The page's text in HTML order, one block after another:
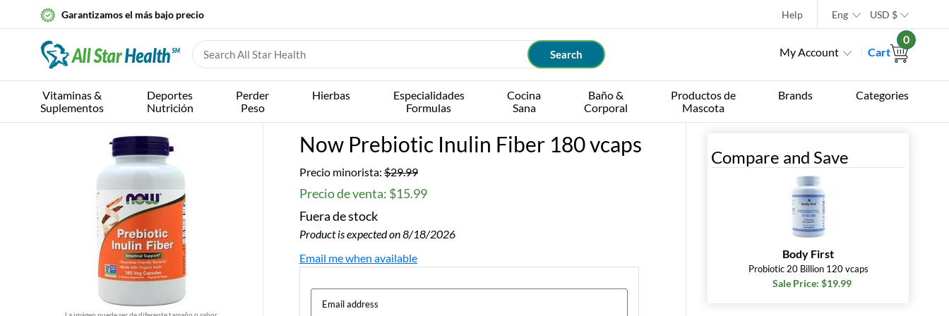
Garantizamos el más bajo precio Help Eng USD $
My Account Cart
0
Vitaminas &
Suplementos
Deportes
Nutrición
Perder
Peso
Hierbas
Especialidades
Formulas
Cocina
Sana
Baño &
Corporal
Productos de
Mascota
Brands Categories
Now Prebiotic Inulin Fiber 180 vcaps
Precio minorista: $29.99
Precio de venta: $15.99
Fuera de stock
Product is expected on 8/18/2026
Email me when available
Compare and Save
Body First
Probiotic 20 Billion 120 vcaps
Sale Price: $19.99